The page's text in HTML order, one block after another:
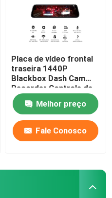
Placa de vídeo frontal
traseira 1440P
Blackbox Dash Cam
Recorder Controle de
voz AI
Melhor preço
Fale Conosco